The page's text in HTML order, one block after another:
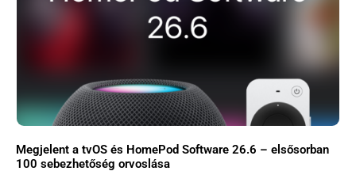
Megjelent a tvOS és HomePod Software 26.6 – elsősorban
100 sebezhetőség orvoslása